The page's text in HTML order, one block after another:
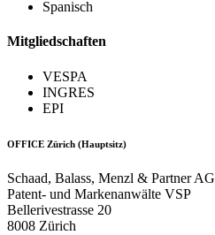
Spanisch
Mitgliedschaften
VESPA
INGRES
EPI
OFFICE Zürich (Hauptsitz)
Schaad, Balass, Menzl & Partner AG
Patent- und Markenanwälte VSP
Bellerivestrasse 20
8008 Zürich